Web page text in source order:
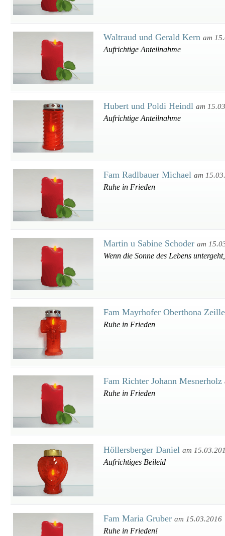
Waltraud und Gerald Kern am
Aufrichtige Anteilnahme
Hubert und Poldi Heindl am
Aufrichtige Anteilnahme
Fam Radlbauer Michael am
Ruhe in Frieden
Martin u Sabine Schoder am
Wenn die Sonne des Lebens
Fam Mayrhofer Oberthona
Ruhe in Frieden
Fam Richter Johann Mesnerholz
Ruhe in Frieden
Höllersberger Daniel am
Aufrichtiges Beileid
Fam Maria Gruber am 15.03.2016
Ruhe in Frieden!